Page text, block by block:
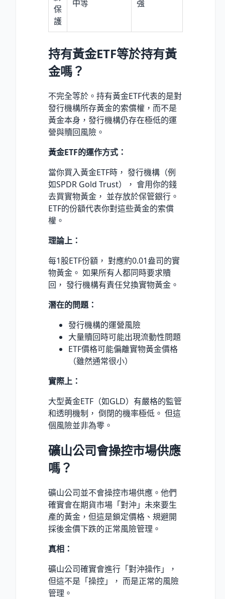
保
護
中等 強
持有黃金ETF等於持有黃
金嗎？
不完全等於。持有黃金ETF代表的是對
發行機構所存黃金的索償權，而不是
黃金本身，發行機構仍存在極低的運
營與贖回風險。
黃金ETF的運作方式：
當你買入黃金ETF時， 發行機構（例
如SPDR Gold Trust）， 會用你的錢
去買實物黃金， 並存放於保管銀行。
ETF的份額代表你對這些黃金的索償
權。
理論上：
每1股ETF份額， 對應約0.01盎司的實
物黃金。 如果所有人都同時要求贖
回， 發行機構有責任兌換實物黃金。
潛在的問題：
發行機構的運營風險
大量贖回時可能出現流動性問題
ETF價格可能偏離實物黃金價格
（雖然通常很小）
實際上：
大型黃金ETF（如GLD）有嚴格的監管
和透明機制， 倒閉的機率極低。 但這
個風險並非為零。
礦山公司會操控市場供應
嗎？
礦山公司並不會操控市場供應。他們
確實會在期貨市場「對沖」未來要生
產的黃金，但這是鎖定價格、規避開
採後金價下跌的正常風險管理。
真相：
礦山公司確實會進行「對沖操作」，
但這不是「操控」， 而是正常的風險
管理。